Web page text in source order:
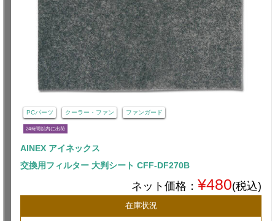
PCパーツ クーラー・ファン ファンガード
24時間以内に出荷
AINEX アイネックス
交換用フィルター 大判シート CFF-DF270B
ネット価格： ¥480(税込)
在庫状況